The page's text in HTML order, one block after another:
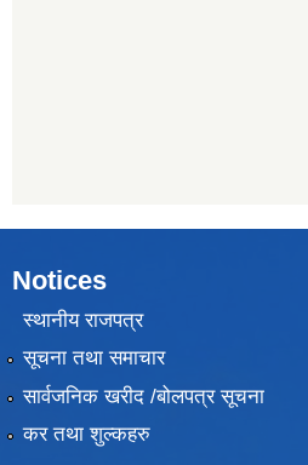
Notices
स्थानीय राजपत्र
सूचना तथा समाचार
सार्वजनिक खरीद /बोलपत्र सूचना
कर तथा शुल्कहरु